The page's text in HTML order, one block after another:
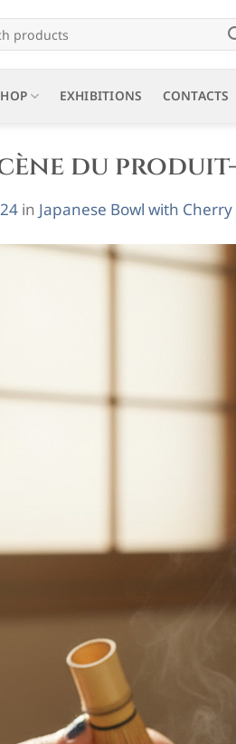
EXHIBITIONS CONTACTS
scène du
in Japanese Bowl with